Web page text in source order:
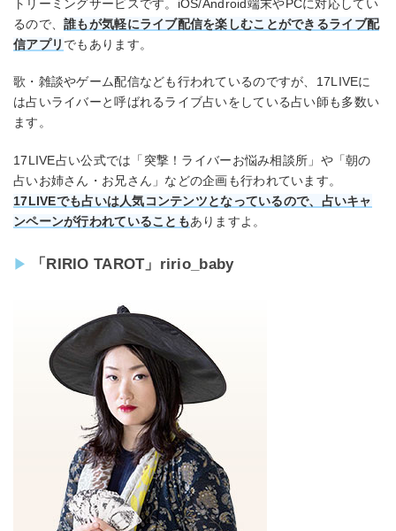
トリーミングサービスです。iOS/Android端末やPCに対応してい
るので、誰もが気軽にライブ配信を楽しむことができるライブ配
信アプリ でもあります。
歌・雑談やゲーム配信なども行われているのですが、17LIVEに
は占いライバーと呼ばれるライブ占いをしている占い師も多数い
ます。
17LIVE占い公式では「突撃！ライバーお悩み相談所」や「朝の
占いお姉さん・お兄さん」などの企画も行われています。
17LIVEでも占いは人気コンテンツとなっているので、占いキャ
ンペーンが行われていることもありますよ。
「RIRIO TAROT」ririo_baby